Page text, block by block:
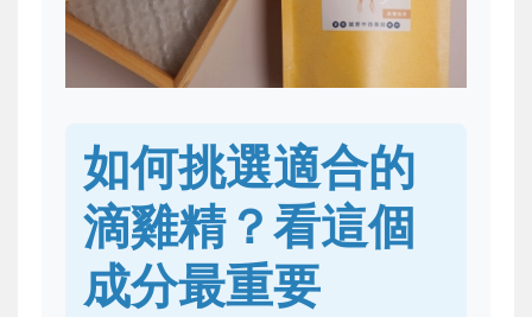
如何挑選適合的
滴雞精？看這個
成分最重要